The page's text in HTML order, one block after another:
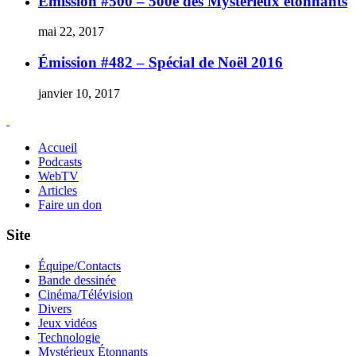
mai 22, 2017
Émission #482 – Spécial de Noël 2016
janvier 10, 2017
Accueil
Podcasts
WebTV
Articles
Faire un don
Site
Équipe/Contacts
Bande dessinée
Cinéma/Télévision
Divers
Jeux vidéos
Technologie
Mystérieux Étonnants